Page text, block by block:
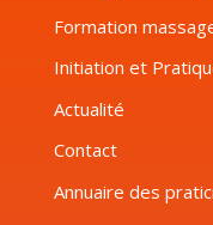
Formation
Initiation et
Actualité
Contact
Annuaire des